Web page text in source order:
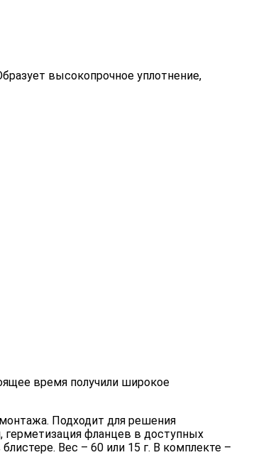
высокопрочное уплотнение,
время получили широкое
Подходит для решения
герметизация фланцев в доступных
Вес – 60 или 15 г. В комплекте –